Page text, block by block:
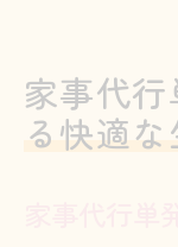
家事代
る快適